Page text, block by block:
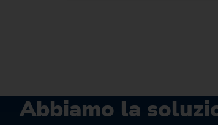
Abbiamo la